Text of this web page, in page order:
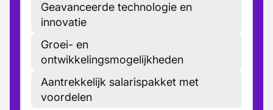
Geavanceerde technologie en
innovatie
Groei- en
ontwikkelingsmogelijkheden
Aantrekkelijk salarispakket met
voordelen